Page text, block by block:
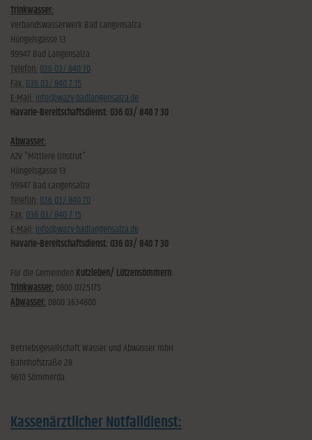
Trinkwasser:
Verbandswasserwerk Bad Langensalza
Hüngelsgasse 13
99947 Bad Langensalza
Telefon:036 03/ 840 70
Fax:036 03/ 840 7 15
E-Mail:info@wazv-badlangensalza.de
Havarie-Bereitschaftsdienst: 036 03/ 840 7 30
Abwasser:
AZV "Mittlere Unstrut"
Hüngelsgasse 13
99947 Bad Langensalza
Telefon:036 03/ 840 70
Fax:036 03/ 840 7 15
E-Mail:info@wazv-badlangensalza.de
Havarie-Bereitschaftsdienst: 036 03/ 840 7 30
Für die Gemeinden Kutzleben/ Lützensömmern
Trinkwasser:0800 0725175
Abwasser:0800 3634800
Betriebsgesellschaft Wasser und Abwasser mbH
Bahnhofstraße 28
9610 Sömmerda
Kassenärztlicher Notfalldienst: